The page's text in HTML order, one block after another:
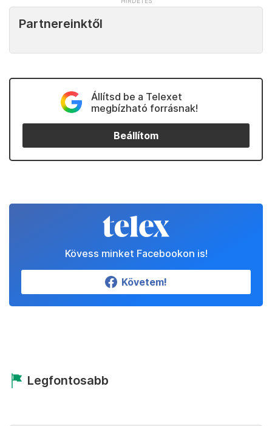
Partnereinktől
Állítsd be a Telexet
megbízható forrásnak!
Beállítom
Kövess minket Facebookon is!
Követem!
Legfontosabb